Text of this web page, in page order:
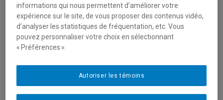
apprendre à fournir à ses clients les services de conseils
juridiques adaptés à tous leurs besoins immobiliers ou à
chacun de leurs projets immobiliers. C’est aussi se retrouver
au centre de négociations ou de litiges avec les locataires, les
fournisseurs, le voisinage, le propriétaire, la ville, le prêteur,
informations qui nous permettent d’améliorer votre
expérience sur le site, de vous proposer des contenus vidéo,
d’analyser les statistiques de fréquentation, etc. Vous
pouvez personnaliser votre choix en sélectionnant
« Préférences ».
Autoriser les témoins